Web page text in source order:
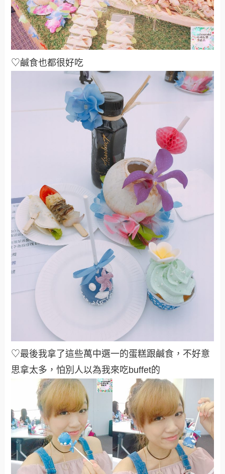
♡鹹食也都很好吃
♡最後我拿了這些萬中選一的蛋糕跟鹹食，不好意
思拿太多，怕別人以為我來吃buffet的